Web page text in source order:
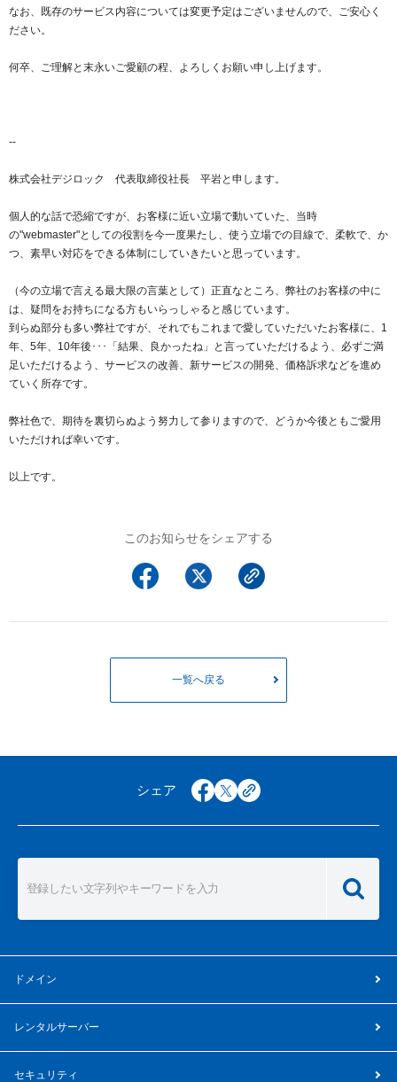
Google Yahoo!
※AmazonはValue Domain Oneのアカウント作成画面へ遷移します
なお、既存のサービス内容については変更予定はございませんので、ご安心く
ださい。
何卒、ご理解と末永いご愛顧の程、よろしくお願い申し上げます。
--
株式会社デジロック 代表取締役社長 平岩と申します。
個人的な話で恐縮ですが、お客様に近い立場で動いていた、当時
の"webmaster"としての役割を今一度果たし、使う立場での目線で、柔軟で、か
つ、素早い対応をできる体制にしていきたいと思っています。
（今の立場で言える最大限の言葉として）正直なところ、弊社のお客様の中に
は、疑問をお持ちになる方もいらっしゃると感じています。
到らぬ部分も多い弊社ですが、それでもこれまで愛していただいたお客様に、1
年、5年、10年後･･･「結果、良かったね」と言っていただけるよう、必ずご満
足いただけるよう、サービスの改善、新サービスの開発、価格訴求などを進め
ていく所存です。
弊社色で、期待を裏切らぬよう努力して参りますので、どうか今後ともご愛用
いただければ幸いです。
以上です。
このお知らせをシェアする
一覧へ戻る
シェア facebook
x copy
ドメイン
レンタルサーバー
セキュリティ